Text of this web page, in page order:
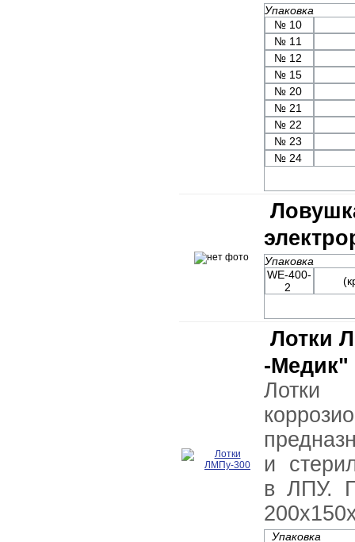
Упаковка
№ 10
№ 11
№ 12
№ 15
№ 20
№ 21
№ 22
№ 23
№ 24
Упаковка
WE-400-
2
Лотки
-Медик"
Лотки
и
в ЛПУ.
Упаковка